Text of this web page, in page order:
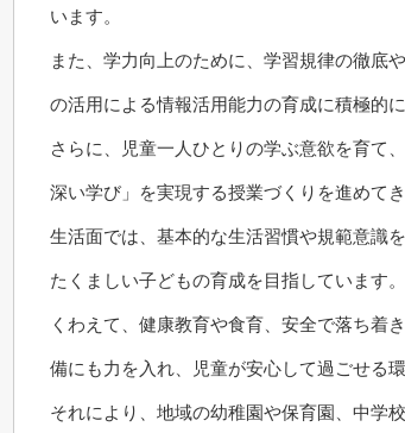
います。
また、学力向上のために、学習規律の徹底
の活用による情報活用能力の育成に積極的
さらに、児童一人ひとりの学ぶ意欲を育て
深い学び」を実現する授業づくりを進めてき
生活面では、基本的な生活習慣や規範意識
たくましい子どもの育成を目指しています。
くわえて、健康教育や食育、安全で落ち着
備にも力を入れ、児童が安心して過ごせる
それにより、地域の幼稚園や保育園、中学